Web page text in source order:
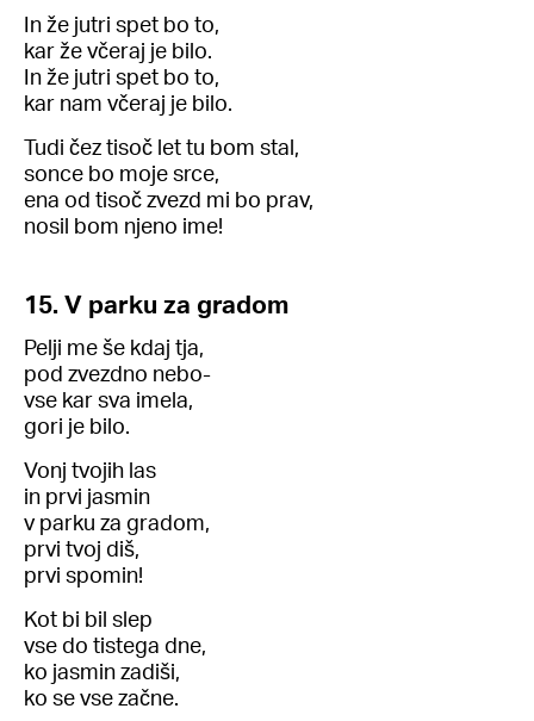
In že jutri spet bo to,
kar že včeraj je bilo.
In že jutri spet bo to,
kar nam včeraj je bilo.
Tudi čez tisoč let tu bom stal,
sonce bo moje srce,
ena od tisoč zvezd mi bo prav,
nosil bom njeno ime!
15. V parku za gradom
Pelji me še kdaj tja,
pod zvezdno nebo-
vse kar sva imela,
gori je bilo.
Vonj tvojih las
in prvi jasmin
v parku za gradom,
prvi tvoj diš,
prvi spomin!
Kot bi bil slep
vse do tistega dne,
ko jasmin zadiši,
ko se vse začne.